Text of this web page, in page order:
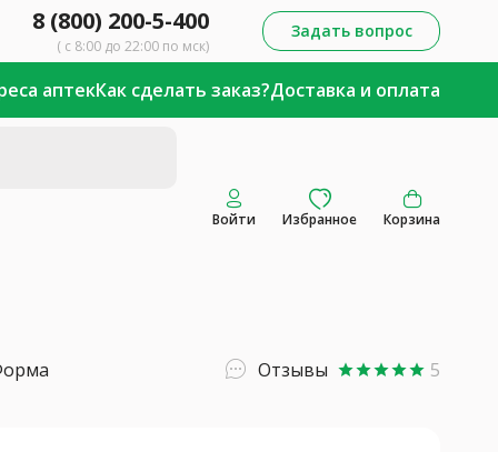
8 (800) 200-5-400
( с 8:00 до 22:00 по мск)
Задать вопрос
аптекКак сделать заказ?Доставка и оплата
Войти Избранное Корзина
Отзывы starstarstarstarstar 5